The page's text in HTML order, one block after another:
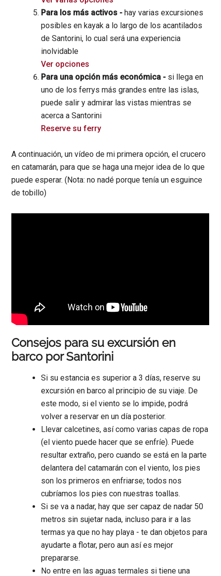
Para los más activos -hay varias excursiones
posibles en kayak a lo largo de los acantilados
de Santorini, lo cual será una experiencia
inolvidable
Ver opciones
Para una opción más económica - si llega en
uno de los ferrys más grandes entre las islas,
puede salir y admirar las vistas mientras se
acerca a Santorini
Reserve su ferry
A continuación, un vídeo de mi primera opción, el crucero
en catamarán, para que se haga una mejor idea de lo que
puede esperar. (Nota: no nadé porque tenía un esguince
de tobillo)
Consejos para su excursión en
barco por Santorini
Si su estancia es superior a 3 días, reserve su
excursión en barco al principio de su viaje. De
este modo, si el viento se lo impide, podrá
volver a reservar en un día posterior.
Llevar calcetines, así como varias capas de ropa
(el viento puede hacer que se enfríe). Puede
resultar extraño, pero cuando se está en la parte
delantera del catamarán con el viento, los pies
son los primeros en enfriarse; todos nos
cubríamos los pies con nuestras toallas.
Si se va a nadar, hay que ser capaz de nadar 50
metros sin sujetar nada, incluso para ir a las
termas ya que no hay playa - te dan objetos para
ayudarte a flotar, pero aun así es mejor
prepararse.
No entre en las aguas termales si tiene una